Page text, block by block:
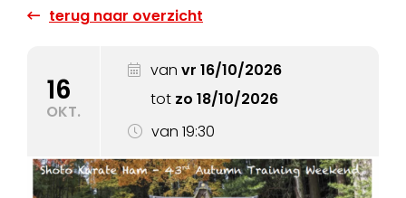
terug naar overzicht
16
OKT.
van vr 16/10/2026
tot zo 18/10/2026
van 19:30